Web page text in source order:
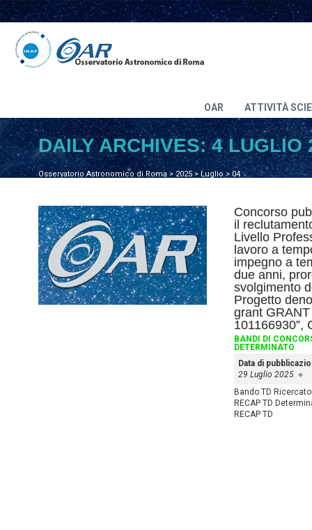
OAR ATTIVITÀ
Osservatorio Astronomico di Roma>2025>Luglio > 04
DAILY ARCHIVES:4 LUGLIO
Concorso
il
Livello
lavoro a
impegno a
due anni,
svolgimento
Progetto
grant
101166930”,
BANDI DI
DETERMINATO
Data di
29 Luglio 2025
Bando TD
RECAP TD
RECAP TD